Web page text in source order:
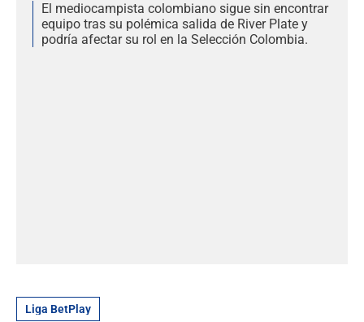
El mediocampista colombiano sigue sin encontrar
equipo tras su polémica salida de River Plate y
podría afectar su rol en la Selección Colombia.
Liga BetPlay